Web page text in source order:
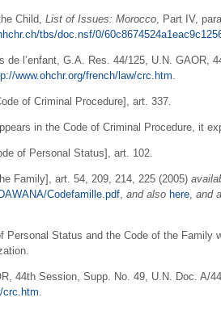
Child, List of Issues: Morocco , Part IV,
tbs/doc.nsf/0/
de l’enfant, G.A. Res. 44/125, U.N. GAOR,
www.ohchr.org/french/law/crc.htm
of Criminal Procedure], art. 337.
in the Code of Criminal Procedure, it
of Personal Status], art. 102.
Family], art. 54, 209, 214, 225 (2005)
Codefamille.pdf and also here and
Personal Status and the Code of the Family
44th Session, Supp. No. 49, U.N. Doc. A/
crc.htm